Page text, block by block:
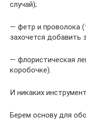
случай);
— фетр и проволока
захочется добавить
— флористическая
коробочке).
И никаких
Берем основу для